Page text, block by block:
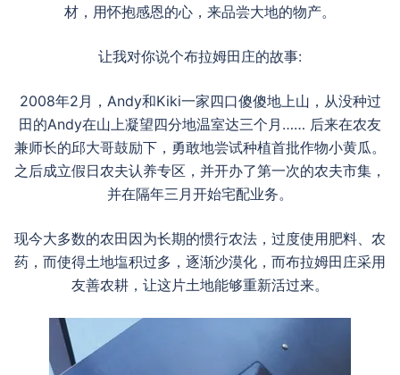
材，用怀抱感恩的心，来品尝大地的物产。
让我对你说个布拉姆田庄的故事:
2008年2月，Andy和Kiki一家四口傻傻地上山，从没种过
田的Andy在山上凝望四分地温室达三个月…… 后来在农友
兼师长的邱大哥鼓励下，勇敢地尝试种植首批作物小黄瓜。
之后成立假日农夫认养专区，并开办了第一次的农夫市集，
并在隔年三月开始宅配业务。
现今大多数的农田因为长期的惯行农法，过度使用肥料、农
药，而使得土地塩积过多，逐渐沙漠化，而布拉姆田庄采用
友善农耕，让这片土地能够重新活过来。